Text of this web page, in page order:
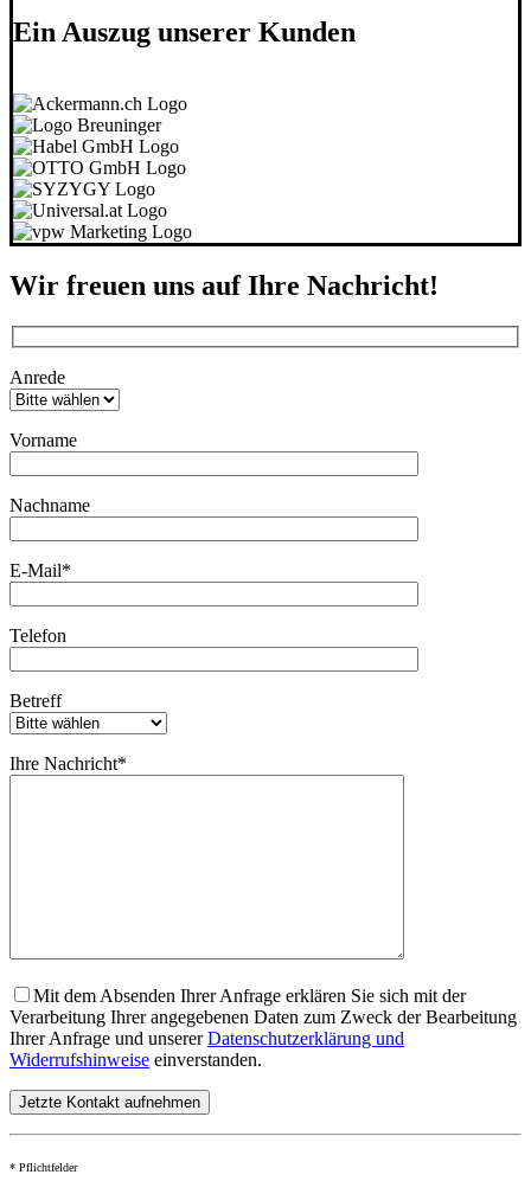
Ein Auszug unserer Kunden
Wir freuen uns auf Ihre Nachricht!
Bitte lasse dieses Feld leer.
Anrede
Vorname
Bitte lasse dieses Feld leer.
Nachname
E-Mail*
Telefon
Betreff
Ihre Nachricht*
Mit dem Absenden Ihrer Anfrage erklären Sie sich mit der
Verarbeitung Ihrer angegebenen Daten zum Zweck der Bearbeitung
Ihrer Anfrage und unsererDatenschutzerklärung und
Widerrufshinweise einverstanden.
* Pflichtfelder